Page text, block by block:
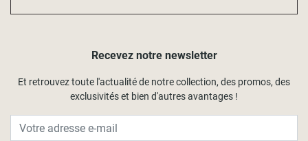
Recevez notre newsletter
Et retrouvez toute l'actualité de notre collection, des promos, des
exclusivités et bien d'autres avantages !